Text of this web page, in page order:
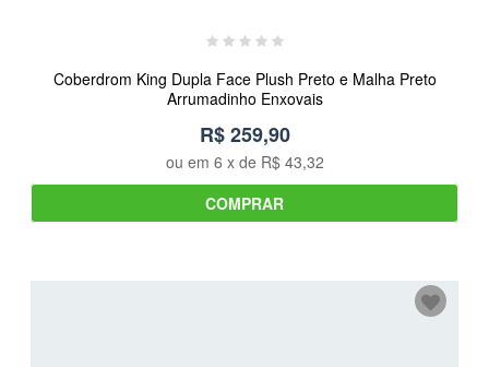
Coberdrom King Dupla Face Plush Preto e Malha Preto
Arrumadinho Enxovais
R$ 259,90
ou em 6 x de R$ 43,32
COMPRAR